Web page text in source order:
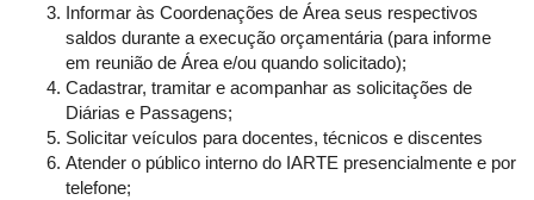
Informar às Coordenações de Área seus respectivos
saldos durante a execução orçamentária (para informe
em reunião de Área e/ou quando solicitado);
Cadastrar, tramitar e acompanhar as solicitações de
Diárias e Passagens;
Solicitar veículos para docentes, técnicos e discentes
Atender o público interno do IARTE presencialmente e por
telefone;